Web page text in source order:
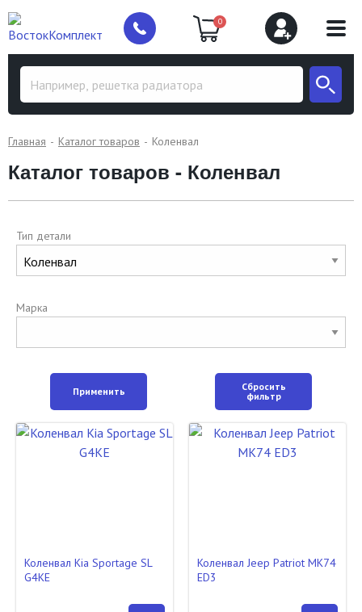
0
Главная Каталог товаров Коленвал
Каталог товаров - Коленвал
Тип детали
Марка
Применить
Сбросить
фильтр
Коленвал Kia Sportage SL
G4KE
Коленвал Jeep Patriot MK74
ED3